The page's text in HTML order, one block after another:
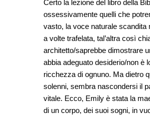
Certo la lezione del libro della
ossessivamente quelli che
vasto, la voce naturale scandita
a volte trafelata, tal’altra così
architetto/saprebbe dimostrare
abbia adeguato desiderio/non è
ricchezza di ognuno. Ma dietro
solenni, sembra nascondersi il
vitale. Ecco, Emily è stata la
di un corpo, dei suoi sogni, in